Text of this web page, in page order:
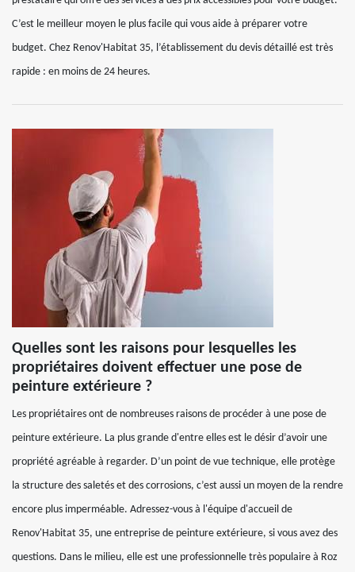
C’est le meilleur moyen le plus facile qui vous aide à préparer votre
budget. Chez Renov'Habitat 35, l’établissement du devis détaillé est très
rapide : en moins de 24 heures.
Quelles sont les raisons pour lesquelles les
propriétaires doivent effectuer une pose de
peinture extérieure ?
Les propriétaires ont de nombreuses raisons de procéder à une pose de
peinture extérieure. La plus grande d'entre elles est le désir d’avoir une
propriété agréable à regarder. D’un point de vue technique, elle protège
la structure des saletés et des corrosions, c’est aussi un moyen de la rendre
encore plus imperméable. Adressez-vous à l'équipe d'accueil de
Renov'Habitat 35, une entreprise de peinture extérieure, si vous avez des
questions. Dans le milieu, elle est une professionnelle très populaire à Roz